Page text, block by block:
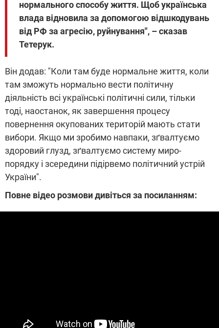
нормального способу життя. Щоб українська
влада відновила за допомогою відшкодувань
від РФ за агресію, руйнування", – сказав
Тетерук.
Він додав: "Коли там буде нормальне життя, коли
там зможуть нормально вести політичну
діяльність всі українські політичні сили, тільки
тоді, наостанок, як завершення процесу
повернення окупованих територій мають стати
вибори. Якщо ми зробимо навпаки, зґвалтуємо
здоровий глузд, зґвалтуємо систему миро-
порядку і зсередини підірвемо політичний устрій
України".
Повне відео розмови дивіться за посиланням: